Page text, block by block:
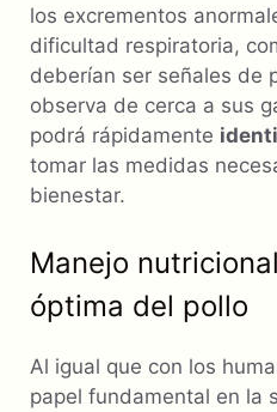
los excrementos
dificultad respiratoria,
deberían ser señales de
observa de cerca a sus
podrá rápidamente
tomar las medidas
bienestar.
Manejo
óptima del pollo
Al igual que con los
papel fundamental en la